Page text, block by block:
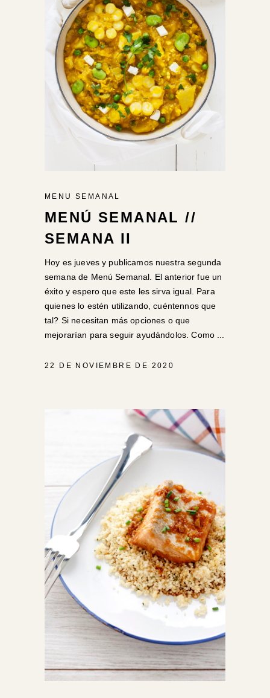
MENU SEMANAL
MENÚ SEMANAL //
SEMANA II
Hoy es jueves y publicamos nuestra segunda
semana de Menú Semanal. El anterior fue un
éxito y espero que este les sirva igual. Para
quienes lo estén utilizando, cuéntennos que
tal? Si necesitan más opciones o que
mejorarían para seguir ayudándolos. Como
22 DE NOVIEMBRE DE 2020